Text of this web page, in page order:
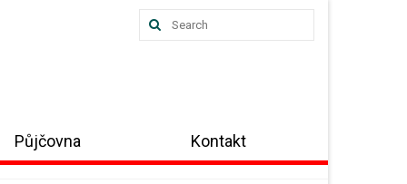
Search
Půjčovna Kontakt